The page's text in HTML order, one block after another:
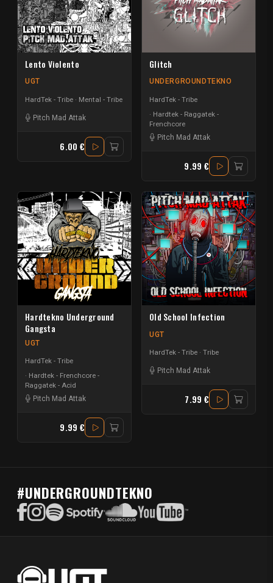
Lento Violento
UGT
HardTek - Tribe Mental - Tribe
Pitch Mad Attak
6.00 €
Glitch
UNDERGROUNDTEKNO
HardTek - Tribe
Hardtek - Raggatek -
Frenchcore
Pitch Mad Attak
9.99 €
Hardtekno Underground
Gangsta
UGT
HardTek - Tribe
Hardtek - Frenchcore -
Raggatek - Acid
Pitch Mad Attak
9.99 €
Old School Infection
UGT
HardTek - Tribe Tribe
Pitch Mad Attak
7.99 €
#UNDERGROUNDTEKNO